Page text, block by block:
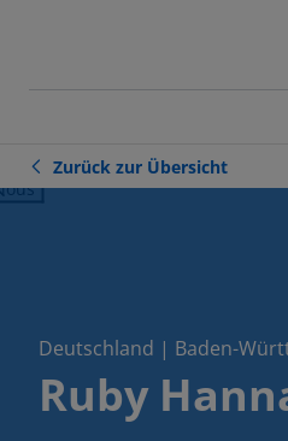
Zurück zur Übersicht
Deutschland | Baden-
Ruby